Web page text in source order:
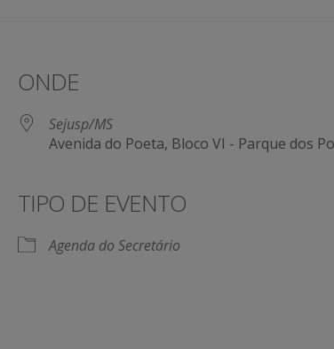
ONDE
Sejusp/MS
Avenida do Poeta, Bloco VI - Parque dos
TIPO DE EVENTO
Agenda do Secretário